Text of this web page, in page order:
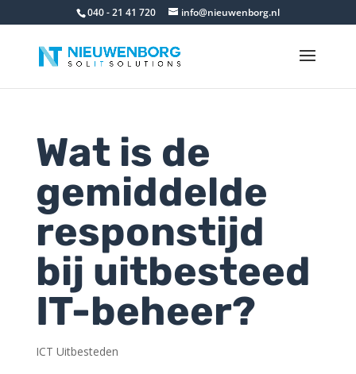
040 - 21 41 720 info@nieuwenborg.nl
Wat is de
gemiddelde
responstijd
bij uitbesteed
IT-beheer?
ICT Uitbesteden